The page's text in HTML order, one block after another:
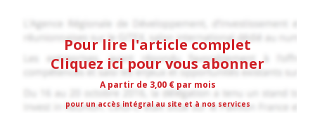
Pour lire l'article complet
Cliquez ici pour vous abonner
A partir de 3,00 € par mois
pour un accès intégral au site et à nos services